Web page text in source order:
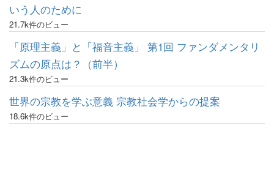
いう人のために
21.7k件のビュー
「原理主義」と「福音主義」 第1回 ファンダメンタリ
ズムの原点は？（前半）
21.3k件のビュー
世界の宗教を学ぶ意義 宗教社会学からの提案
18.6k件のビュー